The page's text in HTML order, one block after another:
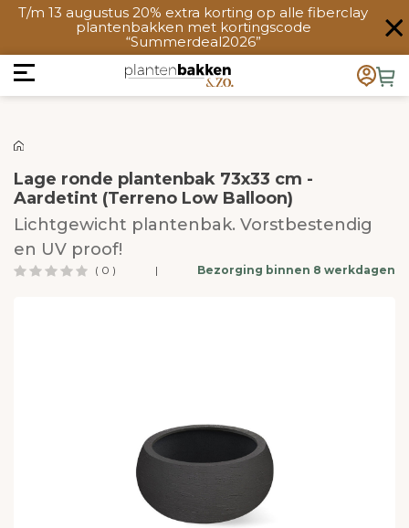
T/m 13 augustus 20% extra korting op alle fiberclay
plantenbakken met kortingscode
“Summerdeal2026”
Lage ronde plantenbak 73x33 cm -
Aardetint (Terreno Low Balloon)
Lichtgewicht plantenbak. Vorstbestendig
en UV proof!
( 0 ) | Bezorging binnen 8 werkdagen